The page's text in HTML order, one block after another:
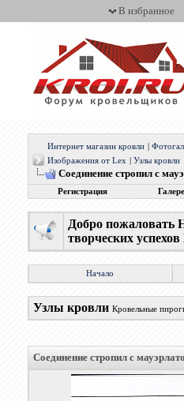
В избранное
Интернет магазин кровли
Изображения от Lex
Узлы кровли
Соединение стропил с
Регистрация
Добро пожаловать
творческих
Начало
Узлы кровли Кровельные
Соединение стропил с